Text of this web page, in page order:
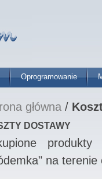
Oprogramowanie
główna /
DOSTAWY
na terenie